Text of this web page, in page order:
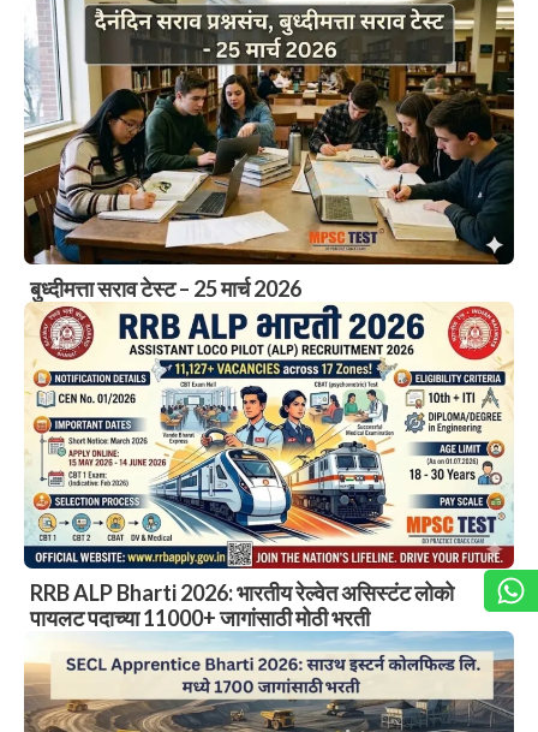
बुध्दीमत्ता सराव टेस्ट – 25 मार्च 2026
RRB ALP Bharti 2026: भारतीय रेल्वेत असिस्टंट लोको
पायलट पदाच्या 11000+ जागांसाठी मोठी भरती